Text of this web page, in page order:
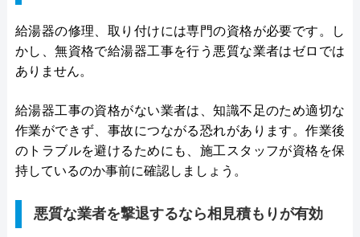
給湯器の修理、取り付けには専門の資格が必要です。し
かし、無資格で給湯器工事を行う悪質な業者はゼロでは
ありません。
給湯器工事の資格がない業者は、知識不足のため適切な
作業ができず、事故につながる恐れがあります。作業後
のトラブルを避けるためにも、施工スタッフが資格を保
持しているのか事前に確認しましょう。
悪質な業者を撃退するなら相見積もりが有効